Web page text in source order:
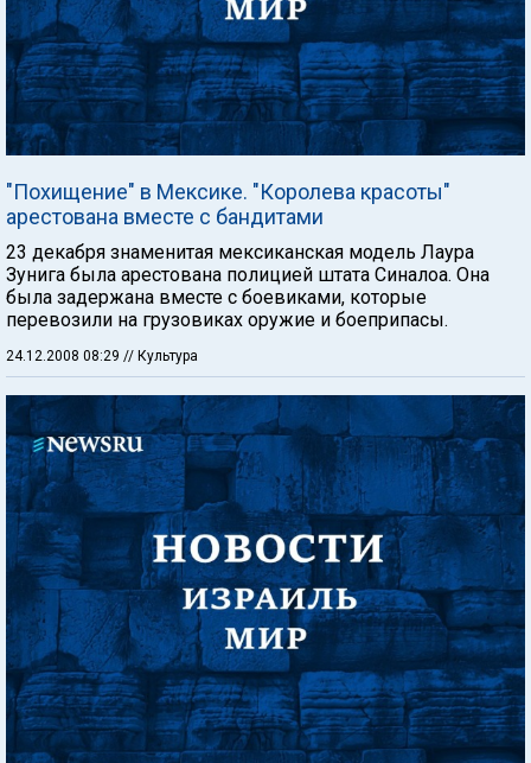
"Похищение" в Мексике. "Королева красоты"
арестована вместе с бандитами
23 декабря знаменитая мексиканская модель Лаура
Зунига была арестована полицией штата Синалоа. Она
была задержана вместе с боевиками, которые
перевозили на грузовиках оружие и боеприпасы.
24.12.2008 08:29 // Культура